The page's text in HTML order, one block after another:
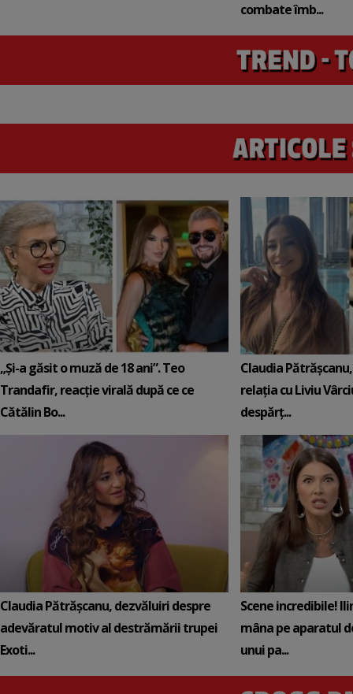
combate îmb...
„Și-a găsit o muză de 18 ani”. Teo
Trandafir, reacție virală după ce ce
Cătălin Bo...
Claudia
relația cu Liviu
despărț...
Claudia Pătrășcanu, dezvăluiri despre
adevăratul motiv al destrămării trupei
Exoti...
Scene incredibile!
mâna pe aparatul
unui pa...